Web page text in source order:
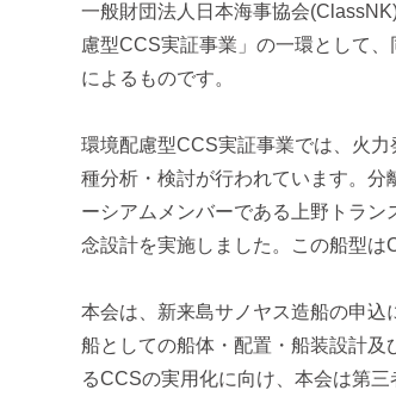
一般財団法人日本海事協会
慮型CCS実証事業」の一環として
によるものです。
環境配慮型CCS実証事業では、火
種分析・検討が行われています。
ーシアムメンバーである上野トラ
念設計を実施しました。この船型は
本会は、新来島サノヤス造船の申
船としての船体・配置・船装設計
るCCSの実用化に向け、本会は第